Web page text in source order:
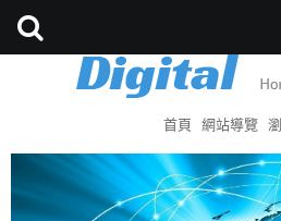
首頁 網站導覽